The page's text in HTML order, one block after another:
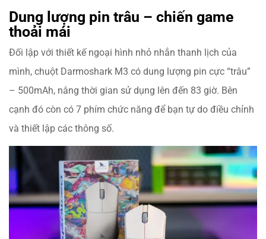
Dung lượng pin trâu – chiến game
thoải mái
Đối lập với thiết kế ngoại hình nhỏ nhắn thanh lịch của
mình, chuột Darmoshark M3 có dung lượng pin cực “trâu”
– 500mAh, nâng thời gian sử dụng lên đến 83 giờ. Bên
cạnh đó còn có 7 phím chức năng để bạn tự do điều chỉnh
và thiết lập các thông số.